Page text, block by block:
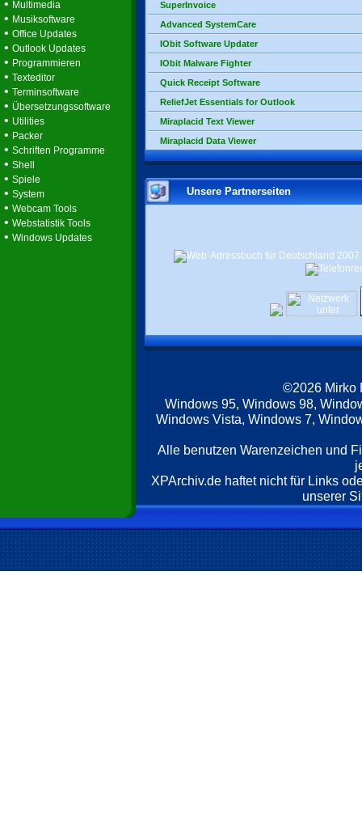
• Multimedia
• Musiksoftware
• Office Updates
• Outlook Updates
• Programmieren
• Texteditor
• Terminsoftware
• Übersetzungssoftware
• Utilities
• Packer
• Schriften Programme
• Shell
• Spiele
• System
• Webcam Tools
• Webstatistik Tools
• Windows Updates
SuperInvoice
Advanced SystemCare
IObit Software Updater
IObit Malware Fighter
Quick Receipt Software
ReliefJet Essentials for Outlook
Miraplacid Text Viewer
Miraplacid Data Viewer
Unsere Partnerseiten
©2026 Mirko
Windows 95, Windows 98,
Windows Vista, Windows 7,
Alle benutzen Warenzeichen und
XPArchiv.de haftet nicht für Links
unserer